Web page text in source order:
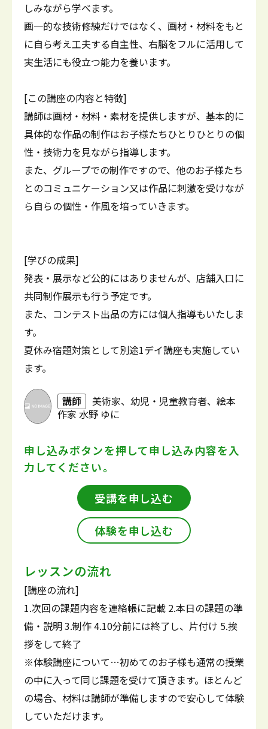
しみながら学べます。
画一的な技術修練だけではなく、画材・材料をもと
に自ら考え工夫する自主性、右脳をフルに活用して
実生活にも役立つ能力を養います。
[この講座の内容と特徴]
講師は画材・材料・素材を提供しますが、基本的に
具体的な作品の制作はお子様たちひとりひとりの個
性・技術力を見ながら指導します。
また、グループでの制作ですので、他のお子様たち
とのコミュニケーション又は作品に刺激を受けなが
ら自らの個性・作風を培っていきます。
[学びの成果]
発表・展示など公的にはありませんが、店舗入口に
共同制作展示も行う予定です。
また、コンテスト出品の方には個人指導もいたしま
す。
夏休み宿題対策として別途1デイ講座も実施してい
ます。
講師
美術家、幼児・児童教育者、絵本
作家 水野 ゆに
申し込みボタンを押して申し込み内容を入
力してください。
受講を申し込む
体験を申し込む
レッスンの流れ
[講座の流れ]
1.次回の課題内容を連絡帳に記載 2.本日の課題の準
備・説明 3.制作 4.10分前には終了し、片付け 5.挨
拶をして終了
※体験講座について…初めてのお子様も通常の授業
の中に入って同じ課題を受けて頂きます。ほとんど
の場合、材料は講師が準備しますので安心して体験
していただけます。